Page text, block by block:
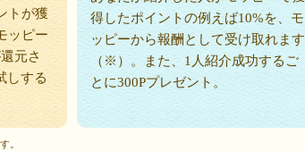
トが獲
ッピー
元さ
しする
得したポイントの例えば10%を、モ
ッピーから報酬として受け取れます
（※）。また、1人紹介成功するご
とに300Pプレゼント。
。